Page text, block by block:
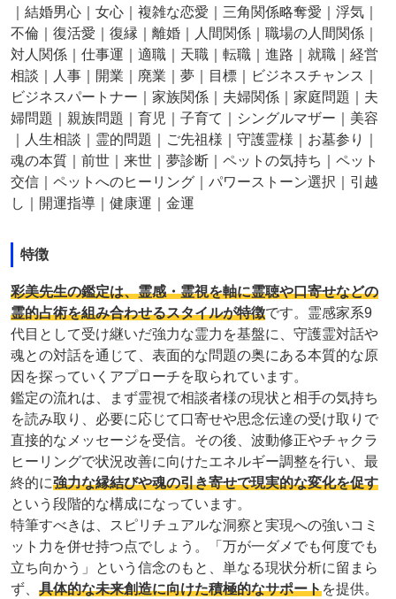
｜結婚男心｜女心｜複雑な恋愛｜三角関係略奪愛｜浮気｜
不倫｜復活愛｜復縁｜離婚｜人間関係｜職場の人間関係｜
対人関係｜仕事運｜適職｜天職｜転職｜進路｜就職｜経営
相談｜人事｜開業｜廃業｜夢｜目標｜ビジネスチャンス｜
ビジネスパートナー｜家族関係｜夫婦関係｜家庭問題｜夫
婦問題｜親族問題｜育児｜子育て｜シングルマザー｜美容
｜人生相談｜霊的問題｜ご先祖様｜守護霊様｜お墓参り｜
魂の本質｜前世｜来世｜夢診断｜ペットの気持ち｜ペット
交信｜ペットへのヒーリング｜パワーストーン選択｜引越
し｜開運指導｜健康運｜金運
特徴
彩美先生の鑑定は、霊感・霊視を軸に霊聴や口寄せなどの
霊的占術を組み合わせるスタイルが特徴です。霊感家系9
代目として受け継いだ強力な霊力を基盤に、守護霊対話や
魂との対話を通じて、表面的な問題の奥にある本質的な原
因を探っていくアプローチを取られています。
鑑定の流れは、まず霊視で相談者様の現状と相手の気持ち
を読み取り、必要に応じて口寄せや思念伝達の受け取りで
直接的なメッセージを受信。その後、波動修正やチャクラ
ヒーリングで状況改善に向けたエネルギー調整を行い、最
終的に強力な縁結びや魂の引き寄せで現実的な変化を促す
という段階的な構成になっています。
特筆すべきは、スピリチュアルな洞察と実現への強いコミ
ット力を併せ持つ点でしょう。「万が一ダメでも何度でも
立ち向かう」という信念のもと、単なる現状分析に留まら
ず、 具体的な未来創造に向けた積極的なサポートを提供。